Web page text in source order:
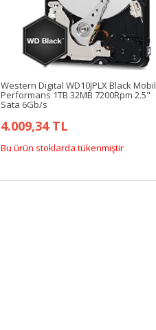
Western Digital WD10JPLX Black Mobil
Performans 1TB 32MB 7200Rpm 2.5"
Sata 6Gb/s
4.009,34 TL
Bu ürün stoklarda tükenmiştir